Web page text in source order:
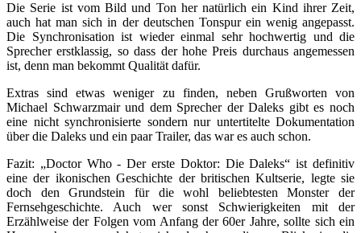
Die Serie ist vom Bild und Ton her natürlich ein Kind ihrer Zeit,
auch hat man sich in der deutschen Tonspur ein wenig angepasst.
Die Synchronisation ist wieder einmal sehr hochwertig und die
Sprecher erstklassig, so dass der hohe Preis durchaus angemessen
ist, denn man bekommt Qualität dafür.
Extras sind etwas weniger zu finden, neben Grußworten von
Michael Schwarzmair und dem Sprecher der Daleks gibt es noch
eine nicht synchronisierte sondern nur untertitelte Dokumentation
über die Daleks und ein paar Trailer, das war es auch schon.
Fazit: „Doctor Who - Der erste Doktor: Die Daleks“ ist definitiv
eine der ikonischen Geschichte der britischen Kultserie, legte sie
doch den Grundstein für die wohl beliebtesten Monster der
Fernsehgeschichte. Auch wer sonst Schwierigkeiten mit der
Erzählweise der Folgen vom Anfang der 60er Jahre, sollte sich ein